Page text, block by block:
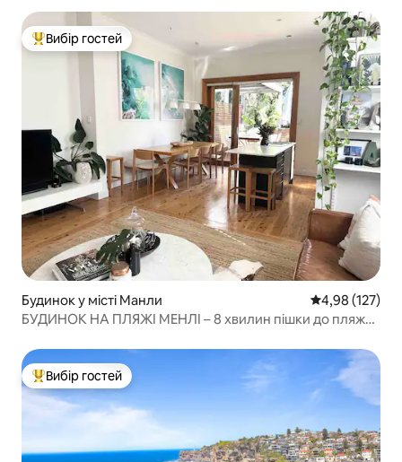
Топ вибір гостей
Вибір гостей
Будинок у місті Манли Середня
4,98 (127)
БУДИНОК НА ПЛЯЖІ МЕНЛІ – 8 хвилин пішки до пляжу
Топ вибір гостей
Вибір гостей